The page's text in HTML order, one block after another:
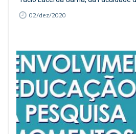
02/dez/2020